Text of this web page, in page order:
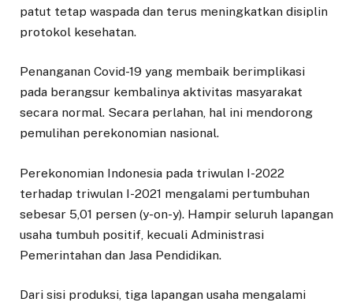
patut tetap waspada dan terus meningkatkan disiplin
protokol kesehatan.
Penanganan Covid-19 yang membaik berimplikasi
pada berangsur kembalinya aktivitas masyarakat
secara normal. Secara perlahan, hal ini mendorong
pemulihan perekonomian nasional.
Perekonomian Indonesia pada triwulan I-2022
terhadap triwulan I-2021 mengalami pertumbuhan
sebesar 5,01 persen (y-on-y). Hampir seluruh lapangan
usaha tumbuh positif, kecuali Administrasi
Pemerintahan dan Jasa Pendidikan.
Dari sisi produksi, tiga lapangan usaha mengalami